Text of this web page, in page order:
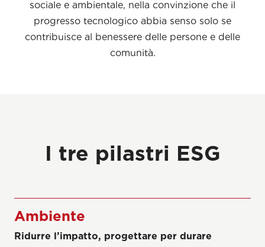
sociale e ambientale, nella convinzione che il
progresso tecnologico abbia senso solo se
contribuisce al benessere delle persone e delle
comunità.
I tre pilastri ESG
Ambiente
Ridurre l’impatto, progettare per durare